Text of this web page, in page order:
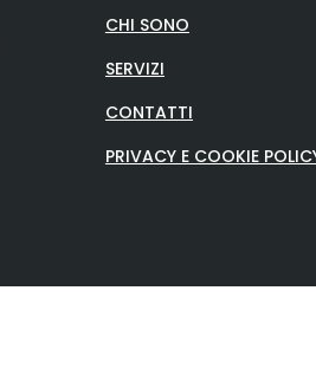
CHI SONO
SERVIZI
CONTATTI
PRIVACY E COOKIE